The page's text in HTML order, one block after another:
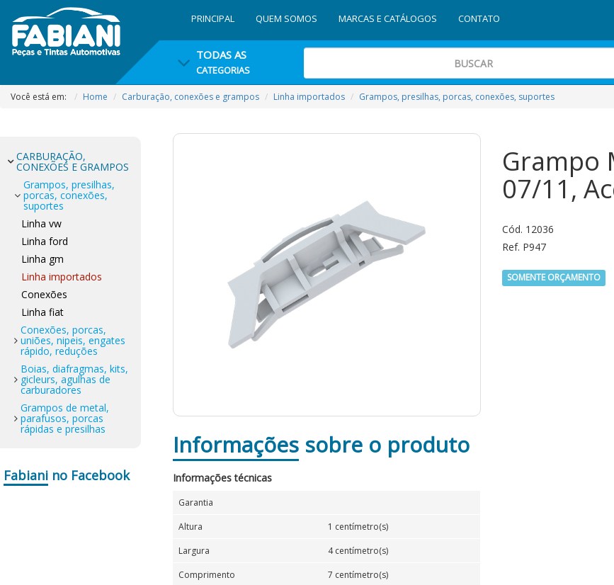
PRINCIPAL QUEM SOMOS MARCAS E CATÁLOGOS CONTATO
TODAS AS
CATEGORIAS
Você está em: Home Carburação, conexões e grampos Linha importados Grampos, presilhas, porcas, conexões, suportes
CARBURAÇÃO,
CONEXÕES E GRAMPOS
Grampos, presilhas,
porcas, conexões,
suportes
Linha vw
Linha ford
Linha gm
Linha importados
Conexões
Linha fiat
Conexões, porcas,
uniões, nipeis, engates
rápido, reduções
Boias, diafragmas, kits,
gicleurs, agulhas de
carburadores
Grampos de metal,
parafusos, porcas
rápidas e presilhas
Fabiani no Facebook
Grampo
07/11,
Cód. 12036
Ref. P947
SOMENTE ORÇAMENTO
Informações sobre o produto
Informações técnicas
Garantia
Altura
1 centímetro(s)
Largura
4 centímetro(s)
Comprimento
7 centímetro(s)